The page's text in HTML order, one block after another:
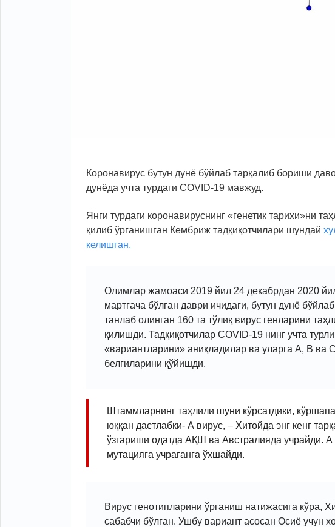
Коронавирус бутун дунё бўйлаб тарқалиб бориши
дунёда учта турдаги COVID-19 мавжуд.
Янги турдаги коронавируснинг «генетик тарихи»ни
қилиб ўрганишган Кембриж тадқиқотчилари шундай
келишган.
Олимлар жамоаси 2019 йил 24 декабрдан 2020
мартгача бўлган даври ичидаги, бутун дунё бўйлаб
танлаб олинган 160 та тўлиқ вирус генларини
қилишди. Тадқиқотчилар COVID-19 нинг учта турли
«вариантларини» аниқладилар ва уларга А, В ва C
белгиларини қўйишди.
Штаммларнинг таҳлили шуни кўрсатдики,
юққан дастлабки- А вирус, – Хитойда энг кенг
ўзгариши одатда АҚШ ва Австралияда учрайди. А
мутацияга учраганга ўхшайди.
Вирус генотипларини ўрганиш натижасига кўра,
сабабчи бўлган. Ушбу вариант асосан Осиё учун